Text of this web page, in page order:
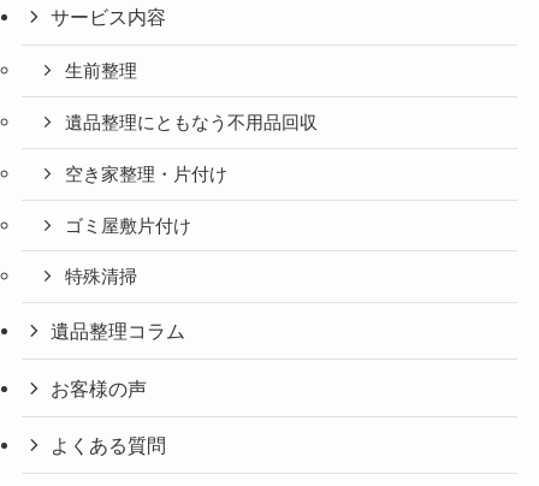
サービス内容
生前整理
遺品整理にともなう不用品回収
空き家整理・片付け
ゴミ屋敷片付け
特殊清掃
遺品整理コラム
お客様の声
よくある質問